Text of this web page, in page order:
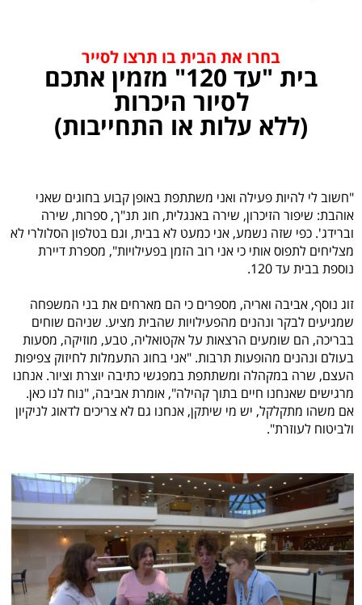
בחרו את הבית בו תרצו לסייר
בית "עד 120" מזמין אתכם
לסיור היכרות
(ללא עלות או התחייבות)
"חשוב לי להיות פעילה ואני משתתפת באופן קבוע בחוגים שאני
אוהבת: שיפור הזיכרון, שירה באנגלית, חוג תנ"ך, ספרות, שירה
וברידג'. כפי שזה נשמע, אני כמעט לא בבית, וגם בטלפון הסלולרי לא
מצליחים לתפוס אותי כי אני רוב הזמן בפעילויות", מספרת דיירת
נוספת בבית עד 120.
זוג נוסף, אביבה ואריה, מספרים כי הם מארחים את בני המשפחה
שמגיעים לבקר ונהנים מהפעילויות שהבית מציע. שניהם שוחים
בבריכה, הם שומעים הרצאות על אקטואליה, טבע, מוזיקה, מסעות
בעולם ונהנים מהופעות תרבות. "אני בחוג התעמלות לחיזוק צפיפות
העצם, שרה במקהלה ומשתתפת במפגשי כתיבה יוצרת וציור. אנחנו
מרגישים שאנחנו חיים בתוך קהילה", אומרת אביבה, "נוח לנו כאן.
אם משהו מתקלקל, יש מי שיתקן, אנחנו גם לא צריכים לדאוג לניקיון
ולביטוח לעוזרת".